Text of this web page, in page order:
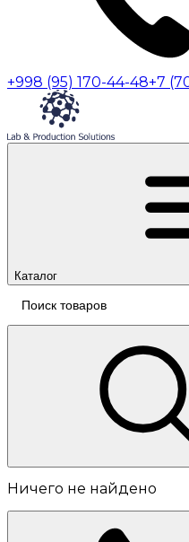
+998 (95) 170-44-48+7
Каталог
Ничего не найдено